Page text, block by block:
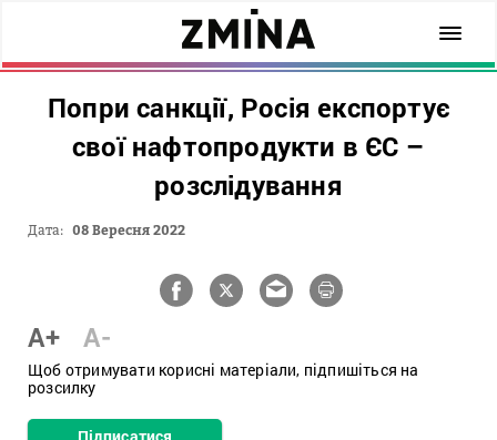
Попри санкції, Росія експортує
свої нафтопродукти в ЄС –
розслідування
Дата: 08 Вересня 2022
A+ A-
Щоб отримувати корисні матеріали, підпишіться на
розсилку